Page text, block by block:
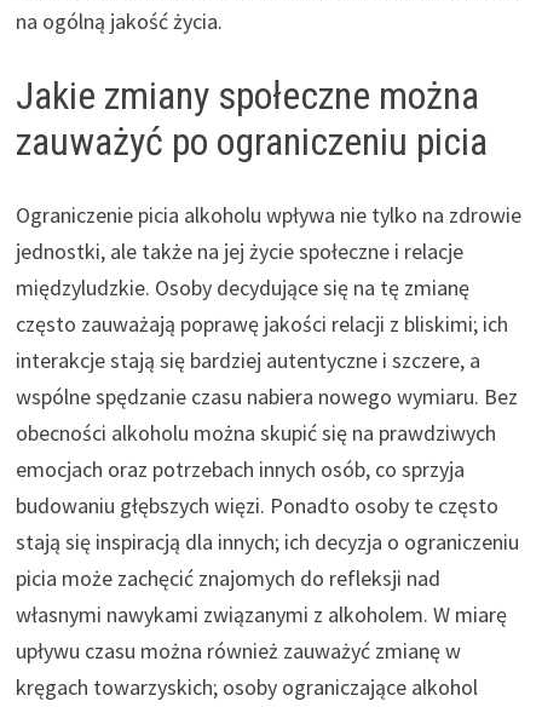
na ogólną jakość życia.
Jakie zmiany społeczne można
zauważyć po ograniczeniu picia
Ograniczenie picia alkoholu wpływa nie tylko na zdrowie
jednostki, ale także na jej życie społeczne i relacje
międzyludzkie. Osoby decydujące się na tę zmianę
często zauważają poprawę jakości relacji z bliskimi; ich
interakcje stają się bardziej autentyczne i szczere, a
wspólne spędzanie czasu nabiera nowego wymiaru. Bez
obecności alkoholu można skupić się na prawdziwych
emocjach oraz potrzebach innych osób, co sprzyja
budowaniu głębszych więzi. Ponadto osoby te często
stają się inspiracją dla innych; ich decyzja o ograniczeniu
picia może zachęcić znajomych do refleksji nad
własnymi nawykami związanymi z alkoholem. W miarę
upływu czasu można również zauważyć zmianę w
kręgach towarzyskich; osoby ograniczające alkohol